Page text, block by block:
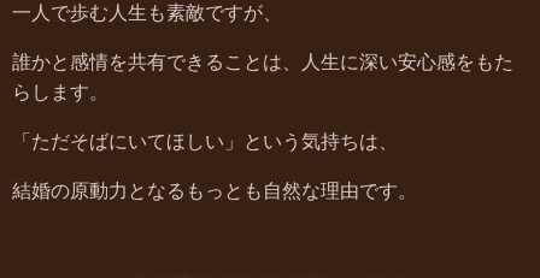
一人で歩む人生も素敵ですが、
誰かと感情を共有できることは、人生に深い安心感をもた
らします。
「ただそばにいてほしい」という気持ちは、
結婚の原動力となるもっとも自然な理由です。